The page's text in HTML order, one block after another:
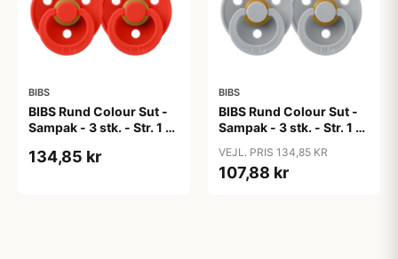
BIBS
BIBS Rund Colour Sut -
Sampak - 3 stk. - Str. 1 -
134,85 kr
BIBS
BIBS Rund Colour Sut -
Sampak - 3 stk. - Str. 1 -
VEJL. PRIS 134,85 KR
107,88 kr